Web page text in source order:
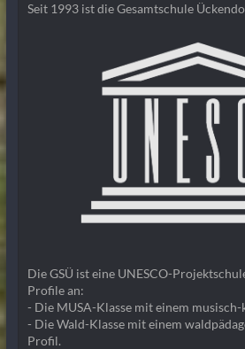
Seit 1993 ist die Gesamtschule
Die GSÜ ist eine UNESCO-
Profile an:
- Die MUSA-Klasse mit einem
- Die Wald-Klasse mit einem
Profil.